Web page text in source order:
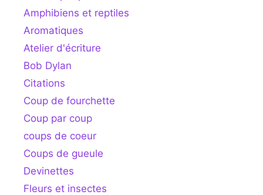
Amphibiens et reptiles
Aromatiques
Atelier d'écriture
Bob Dylan
Citations
Coup de fourchette
Coup par coup
coups de coeur
Coups de gueule
Devinettes
Fleurs et insectes